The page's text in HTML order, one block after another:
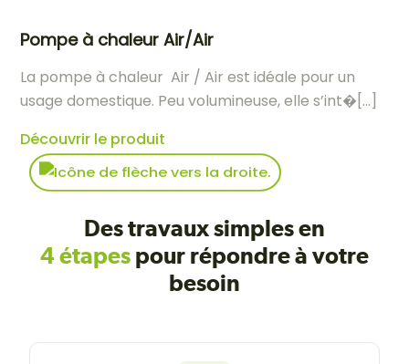
Pompe à chaleur Air/Air
La pompe à chaleur Air / Air est idéale pour un
usage domestique. Peu volumineuse, elle s’int�[...]
Découvrir le produit
Des travaux simples en
4 étapes pour répondre à votre
besoin